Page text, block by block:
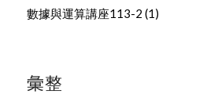
數據與運算講座113-2 (1)
彙整